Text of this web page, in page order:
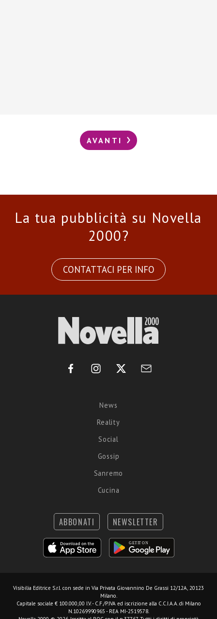
AVANTI
La tua pubblicità su Novella
2000?
CONTATTACI PER INFO
News
Reality
Social
Gossip
Sanremo
Cucina
ABBONATI NEWSLETTER
Visibilia Editrice S.r.l. con sede in Via Privata Giovannino De Grassi 12/12A, 20123
Milano.
Capitale sociale € 100.000,00 I.V. - C.F./P.IVA ed iscrizione alla C.C.I.A.A. di Milano
N.10269990965 - REA MI-2519578.